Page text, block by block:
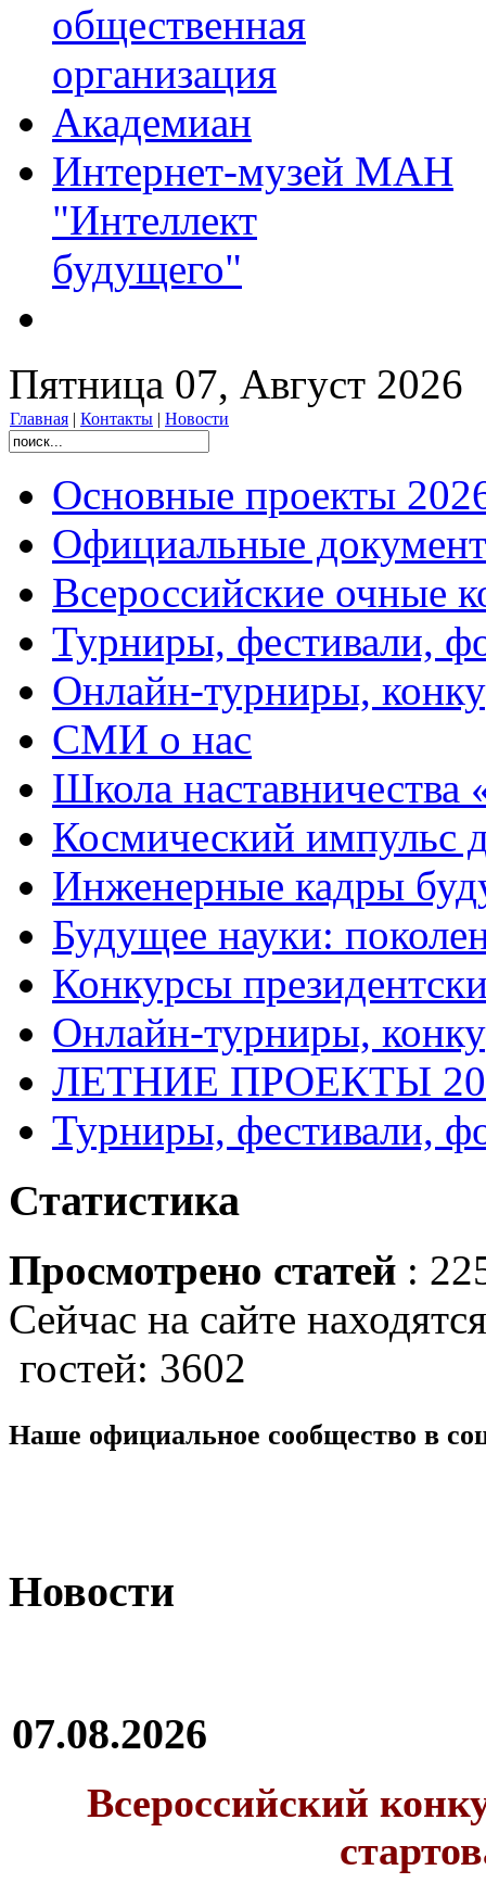
общественная
организация
Академиан
Интернет-музей МАН
"Интеллект
будущего"
Пятница 07, Август 2026
Главная | Контакты | Новости
Основные проекты
Официальные
Всероссийские очные
Турниры, фестивали,
Онлайн-турниры,
СМИ о нас
Школа
Космический импульс
Инженерные кадры
Будущее науки:
Конкурсы
Онлайн-турниры,
ЛЕТНИЕ ПРОЕКТЫ
Турниры, фестивали,
Статистика
Просмотрено статей :
Сейчас на сайте
гостей: 3602
Наше официальное сообщество в
Новости
07.08.2026
Всероссийский